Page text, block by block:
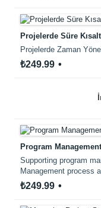
Projelerde Süre
Projelerde Zaman
₺249.99
Program Management
Supporting program
Management process
₺249.99